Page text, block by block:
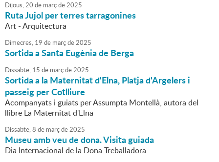
Dijous,20 de marçde2025
Ruta Jujol per terres tarragonines
Art - Arquitectura
Dimecres, 19 de marçde2025
Sortida a Santa Eugènia de Berga
Dissabte, 15 de marçde2025
Sortida a la Maternitat d'Elna, Platja d'Argelers i
passeig per Cotlliure
Acompanyats i guiats per Assumpta Montellà, autora del
llibre La Maternitat d'Elna
Dissabte,8 de marçde2025
Museu amb veu de dona. Visita guiada
Dia Internacional de la Dona Treballadora